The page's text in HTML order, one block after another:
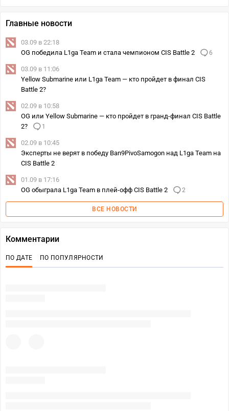
Главные новости
03.09 в 22:18
OG победила L1ga Team и стала чемпионом CIS Battle 2
6
03.09 в 11:06
Yellow Submarine или L1ga Team — кто пройдет в финал CIS
Battle 2?
02.09 в 10:58
OG или Yellow Submarine — кто пройдет в гранд-финал CIS Battle
2?
1
02.09 в 10:45
Эксперты не верят в победу Ban9PivoSamogon над L1ga Team на
CIS Battle 2
01.09 в 17:16
OG обыграла L1ga Team в плей-офф CIS Battle 2
2
ВСЕ НОВОСТИ
Комментарии
ПО ДАТЕ ПО ПОПУЛЯРНОСТИ